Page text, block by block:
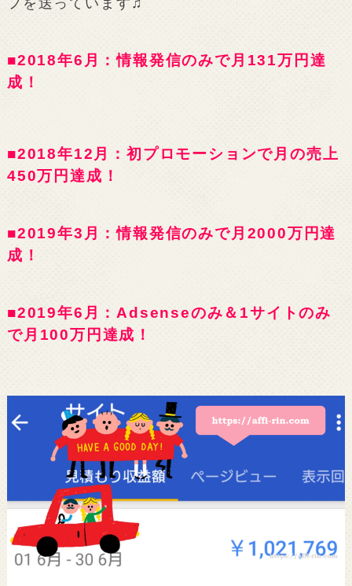
フを送っています♫
■2018年6月：情報発信のみで月131万円達
成！
■2018年12月：初プロモーションで月の売上
450万円達成！
■2019年3月：情報発信のみで月2000万円達
成！
■2019年6月：Adsenseのみ＆1サイトのみ
で月100万円達成！